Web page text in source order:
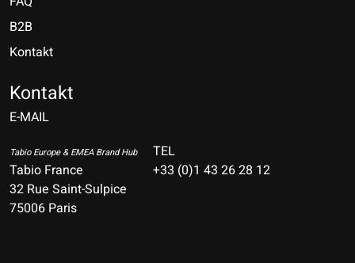
B2B
Kontakt
Kontakt
E-MAIL
Tabio Europe & EMEA Brand Hub
Tabio France
32 Rue Saint-Sulpice
75006 Paris
TEL
+33 (0)1 43 26 28 12